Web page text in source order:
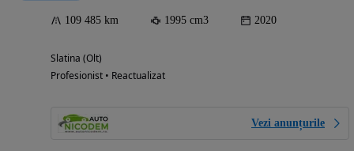
109 485 km 1995 cm3 2020
Slatina (Olt)
Profesionist • Reactualizat
Vezi anunțurile